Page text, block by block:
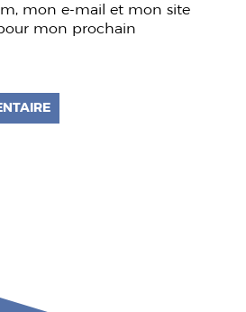
mon e-mail et mon site
mon prochain